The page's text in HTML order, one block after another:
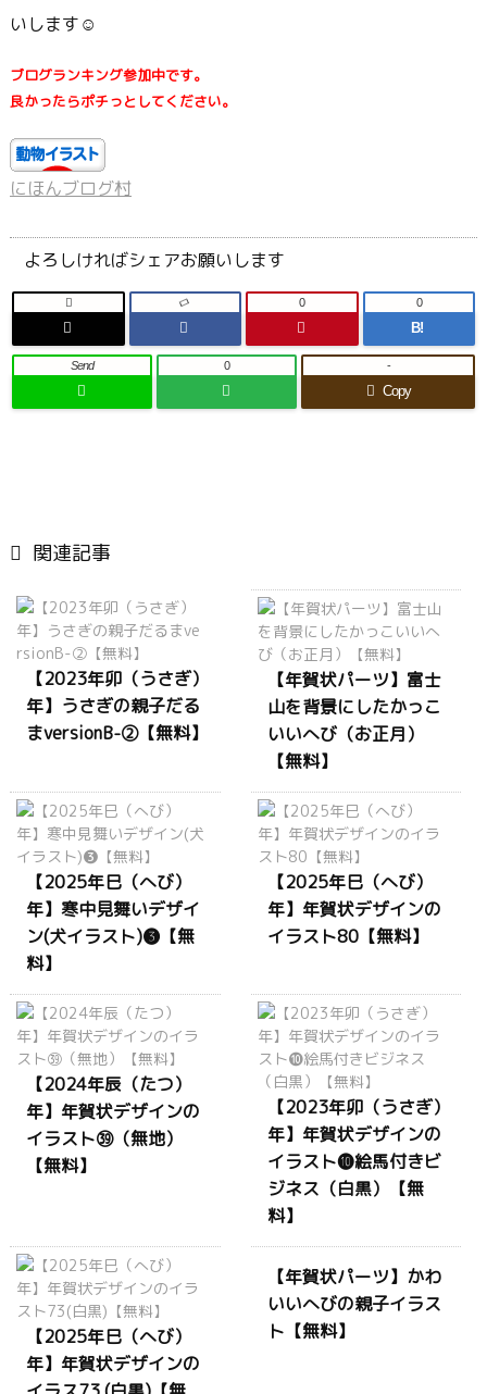
いします☺
ブログランキング参加中です。
良かったらポチっとしてください。
にほんブログ村
よろしければシェアお願いします
 0
B!
0
Send 0
Copy
-
 関連記事
【2023年卯（うさぎ）
年】うさぎの親子だる
まversionB-②【無料】
【年賀状パーツ】富士
山を背景にしたかっこ
いいへび（お正月）
【無料】
【2025年巳（へび）
年】寒中見舞いデザイ
ン(犬イラスト)❸【無
料】
【2025年巳（へび）
年】年賀状デザインの
イラスト80【無料】
【2024年辰（たつ）
年】年賀状デザインの
イラスト㊴（無地）
【無料】
【2023年卯（うさぎ）
年】年賀状デザインの
イラスト❿絵馬付きビ
ジネス（白黒）【無
料】
【2025年巳（へび）
年】年賀状デザインの
【年賀状パーツ】かわ
いいへびの親子イラス
ト【無料】